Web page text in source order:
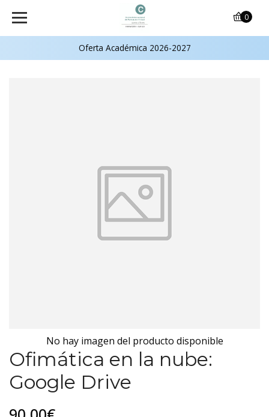
Oferta Académica 2026-2027
0
No hay imagen del producto disponible
Ofimática en la nube:
Google Drive